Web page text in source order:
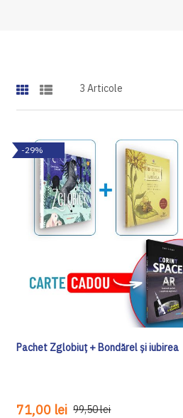
3 Articole
-29%
Pachet Zglobiuț + Bondărel și iubirea
71,00 lei 99,50 lei